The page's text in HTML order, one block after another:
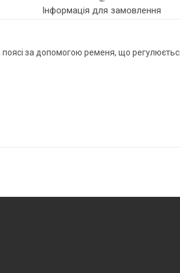
Інформація для замовлення
поясі за допомогою ременя, що